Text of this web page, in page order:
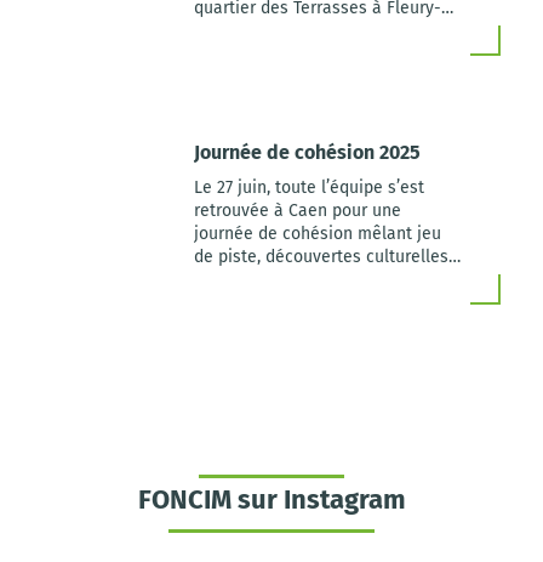
quartier des Terrasses à Fleury-
Journée de cohésion 2025
Le 27 juin, toute l’équipe s’est
retrouvée à Caen pour une
journée de cohésion mêlant jeu
de piste, découvertes culturelles
FONCIM sur Instagram